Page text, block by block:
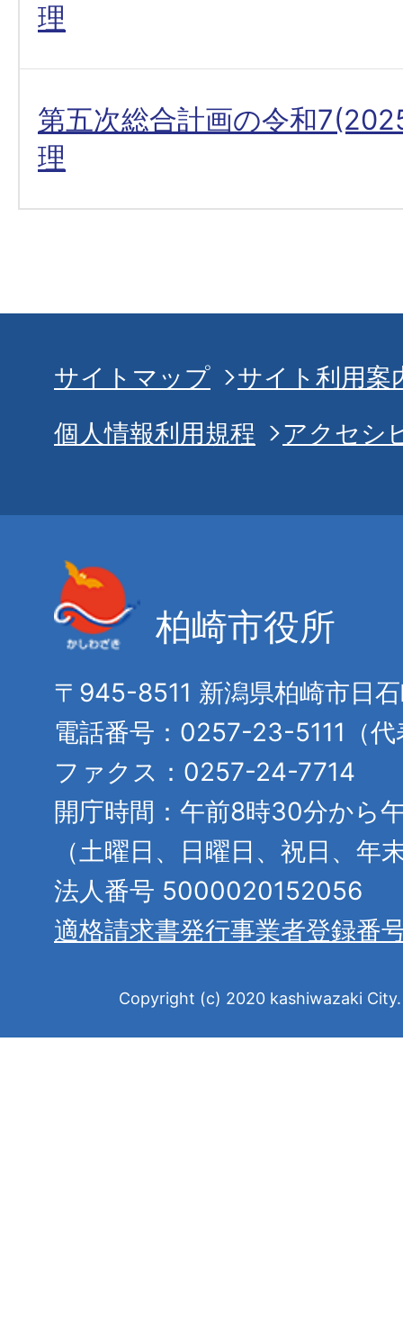
理
第五次総合計画の令和
理
サイトマップ
サイト利用案
個人情報利用規程
アクセシ
柏崎市役所
〒945-8511 新潟県柏崎市日
電話番号：0257-23-5111（代
ファクス：0257-24-7714
開庁時間：午前8時30分から
（土曜日、日曜日、祝日、年
法人番号 5000020152056
適格請求書発行事業者登録番
Copyright (c) 2020 kashiwazaki